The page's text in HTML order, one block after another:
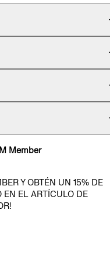
Member
Y OBTÉN UN 15% DE
EN EL ARTÍCULO DE